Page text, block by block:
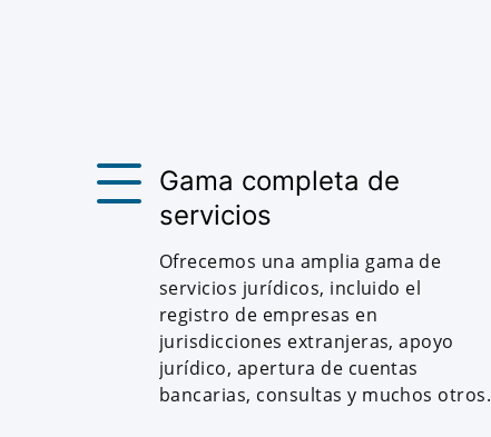
Gama completa de
servicios
Ofrecemos una amplia gama de
servicios jurídicos, incluido el
registro de empresas en
jurisdicciones extranjeras, apoyo
jurídico, apertura de cuentas
bancarias, consultas y muchos otros.